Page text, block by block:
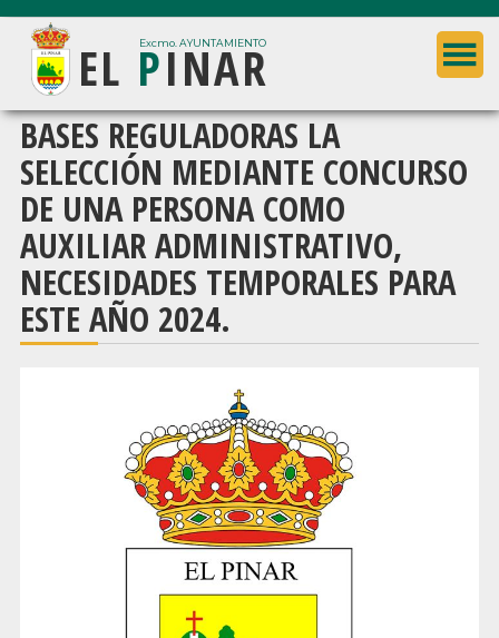
Saltar
contenido
principal
Saltar
barra
lateral
principal
Excmo. AYUNTAMIENTO
EL PINAR
Ayuntamiento
de
El
Pinar
(Granada)
BASES REGULADORAS LA
SELECCIÓN MEDIANTE CONCURSO
DE UNA PERSONA COMO
AUXILIAR ADMINISTRATIVO,
NECESIDADES TEMPORALES PARA
ESTE AÑO 2024.